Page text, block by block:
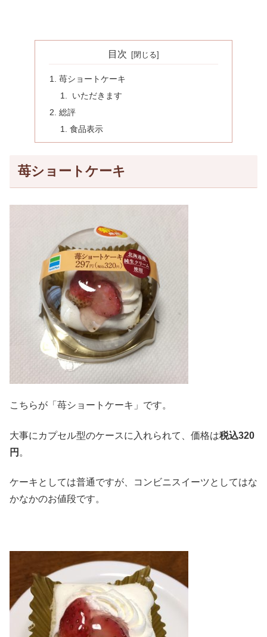
目次
苺ショートケーキ
いただきます
総評
食品表示
苺ショートケーキ
こちらが「苺ショートケーキ」です。
大事にカプセル型のケースに入れられて、価格は税込320
円 。
ケーキとしては普通ですが、コンビニスイーツとしてはな
かなかのお値段です。